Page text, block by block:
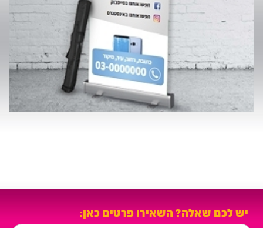
לכם שאלה? השאירו פרטים כאן: